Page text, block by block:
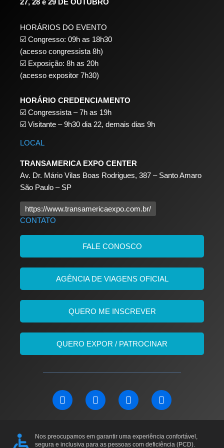
27, 28 e 29 DE OUTUBRO
HORÁRIOS DO EVENTO
☑️ Congresso: 09h as 18h30
(acesso congressista 8h)
☑️ Exposição: 8h as 20h
(acesso expositor 7h30)
HORÁRIO CREDENCIAMENTO
☑️ Congressista – 7h as 19h
☑️ Visitante – 9h30 dia 22, demais dias 9h
LOCAL
TRANSAMERICA EXPO CENTER
Av. Dr. Mário Vilas Boas Rodrigues, 387 – Santo Amaro
São Paulo – SP
https://www.transamericaexpo.com.br/
CONTATO
FALE CONOSCO
AGÊNCIA DE VIAGENS OFICIAL
QUERO ME INSCREVER
QUERO EXPOR / PATROCINAR
L
i
e
d
F
a
b
o
I
n
a
g
Y
o
u
b
Nos preocupamos em garantir uma experiência confortável,
segura e inclusiva para as pessoas com deficiência (PCD).